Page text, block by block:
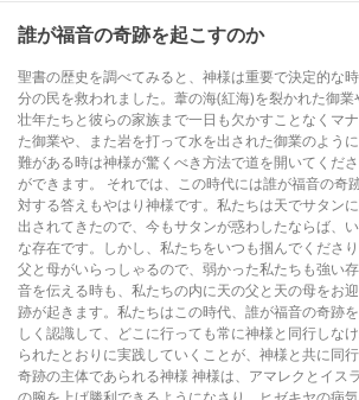
誰が福音の奇跡を起こすのか
聖書の歴史を調べてみると、神様は重要で決定的な
分の民を救われました。葦の海(紅海)を裂かれた御
壮年たちと彼らの家族まで一日も欠かすことなくマ
た御業や、また岩を打って水を出された御業のよう
難がある時は神様が驚くべき方法で道を開いてくだ
ができます。 それでは、この時代には誰が福音の奇
対する答えもやはり神様です。私たちは天でサタン
出されてきたので、今もサタンが惑わしたならば、
な存在です。しかし、私たちをいつも掴んでくださ
父と母がいらっしゃるので、弱かった私たちも強い
音を伝える時も、私たちの内に天の父と天の母をお
跡が起きます。私たちはこの時代、誰が福音の奇跡
しく認識して、どこに行っても常に神様と同行しな
られたとおりに実践していくことが、神様と共に同
奇跡の主体であられる神様 神様は、アマレクとイス